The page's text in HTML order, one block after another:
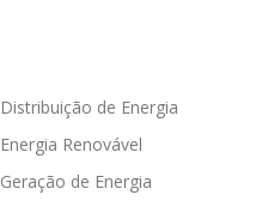
Distribuição de Energia
Energia Renovável
Geração de Energia